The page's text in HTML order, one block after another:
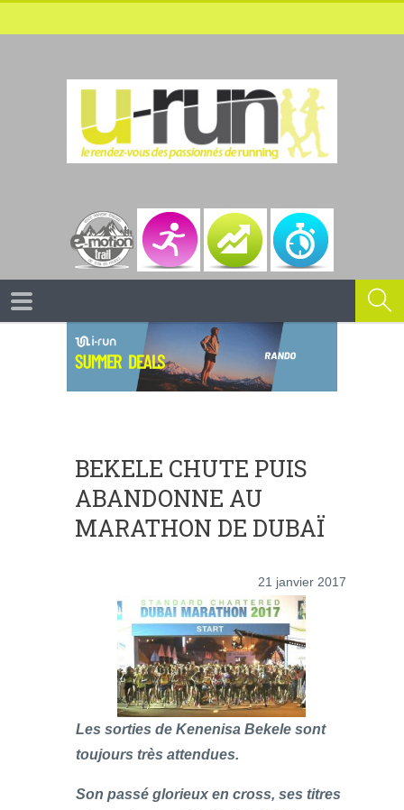
BEKELE CHUTE PUIS
ABANDONNE AU
MARATHON DE DUBAÏ
21 janvier 2017
Les sorties de Kenenisa Bekele sont
toujours très attendues.
Son passé glorieux en cross, ses titres